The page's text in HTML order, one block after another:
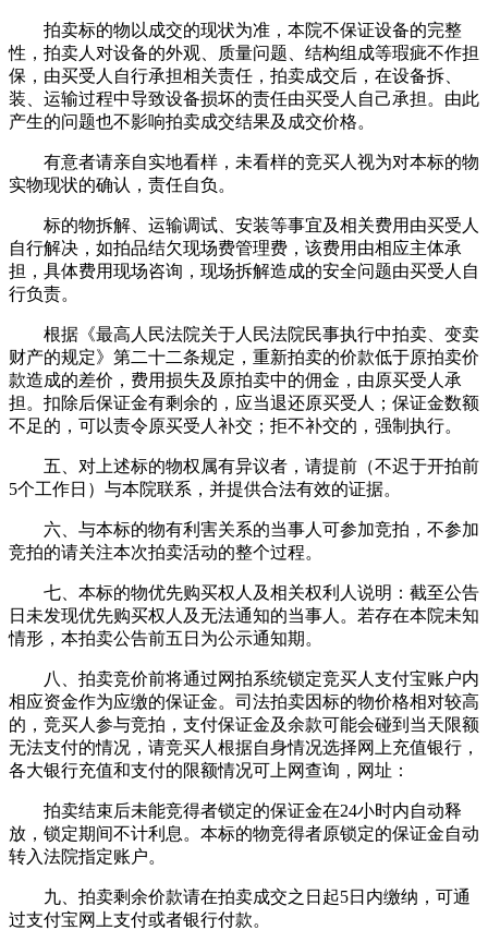
拍卖标的物以成交的现状为准，本院不保证设备的完整
性，拍卖人对设备的外观、质量问题、结构组成等瑕疵不作担
保，由买受人自行承担相关责任，拍卖成交后，在设备拆、
装、运输过程中导致设备损坏的责任由买受人自己承担。由此
产生的问题也不影响拍卖成交结果及成交价格。
有意者请亲自实地看样，未看样的竞买人视为对本标的物
实物现状的确认，责任自负。
标的物拆解、运输调试、安装等事宜及相关费用由买受人
自行解决，如拍品结欠现场费管理费，该费用由相应主体承
担，具体费用现场咨询，现场拆解造成的安全问题由买受人自
行负责。
根据《最高人民法院关于人民法院民事执行中拍卖、变卖
财产的规定》第二十二条规定，重新拍卖的价款低于原拍卖价
款造成的差价，费用损失及原拍卖中的佣金，由原买受人承
担。扣除后保证金有剩余的，应当退还原买受人；保证金数额
不足的，可以责令原买受人补交；拒不补交的，强制执行。
五、对上述标的物权属有异议者，请提前（不迟于开拍前
5个工作日）与本院联系，并提供合法有效的证据。
六、与本标的物有利害关系的当事人可参加竞拍，不参加
竞拍的请关注本次拍卖活动的整个过程。
七、本标的物优先购买权人及相关权利人说明：截至公告
日未发现优先购买权人及无法通知的当事人。若存在本院未知
情形，本拍卖公告前五日为公示通知期。
八、拍卖竞价前将通过网拍系统锁定竞买人支付宝账户内
相应资金作为应缴的保证金。司法拍卖因标的物价格相对较高
的，竞买人参与竞拍，支付保证金及余款可能会碰到当天限额
无法支付的情况，请竞买人根据自身情况选择网上充值银行，
各大银行充值和支付的限额情况可上网查询，网址：
拍卖结束后未能竞得者锁定的保证金在24小时内自动释
放，锁定期间不计利息。本标的物竞得者原锁定的保证金自动
转入法院指定账户。
九、拍卖剩余价款请在拍卖成交之日起5日内缴纳，可通
过支付宝网上支付或者银行付款。